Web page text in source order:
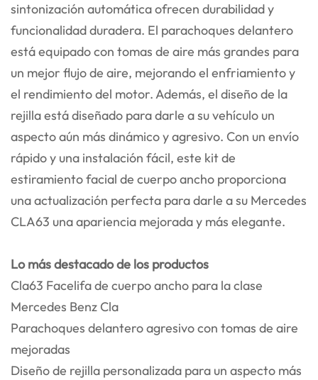
sintonización automática ofrecen durabilidad y
funcionalidad duradera. El parachoques delantero
está equipado con tomas de aire más grandes para
un mejor flujo de aire, mejorando el enfriamiento y
el rendimiento del motor. Además, el diseño de la
rejilla está diseñado para darle a su vehículo un
aspecto aún más dinámico y agresivo. Con un envío
rápido y una instalación fácil, este kit de
estiramiento facial de cuerpo ancho proporciona
una actualización perfecta para darle a su Mercedes
CLA63 una apariencia mejorada y más elegante.
Lo más destacado de los productos
Cla63 Facelifa de cuerpo ancho para la clase
Mercedes Benz Cla
Parachoques delantero agresivo con tomas de aire
mejoradas
Diseño de rejilla personalizada para un aspecto más